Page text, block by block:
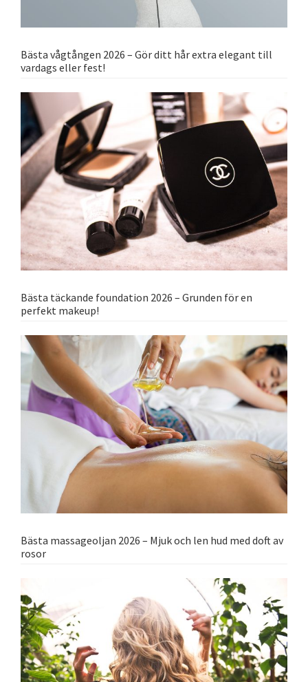
Bästa vågtången 2026 – Gör ditt hår extra elegant till
vardags eller fest!
Bästa täckande foundation 2026 – Grunden för en
perfekt makeup!
Bästa massageoljan 2026 – Mjuk och len hud med doft av
rosor